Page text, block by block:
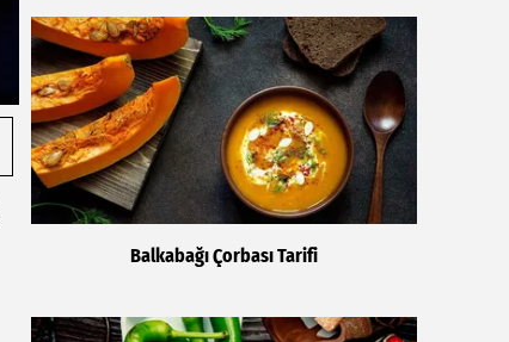
Balkabağı Çorbası Tarifi